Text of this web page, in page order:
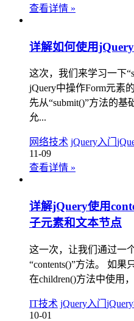
查看详情 »
详解如何使用
这次，我们来学习一下
jQuery中操作Form元素
先从“submit()”方法的基
允...
网络技术 jQuery入门
11-09
查看详情 »
详解jQuery使用
子元素和文本节点
这一次，让我们通过一
“contents()”方法。 如
在children()方法中使用
IT技术 jQuery入门
10-01